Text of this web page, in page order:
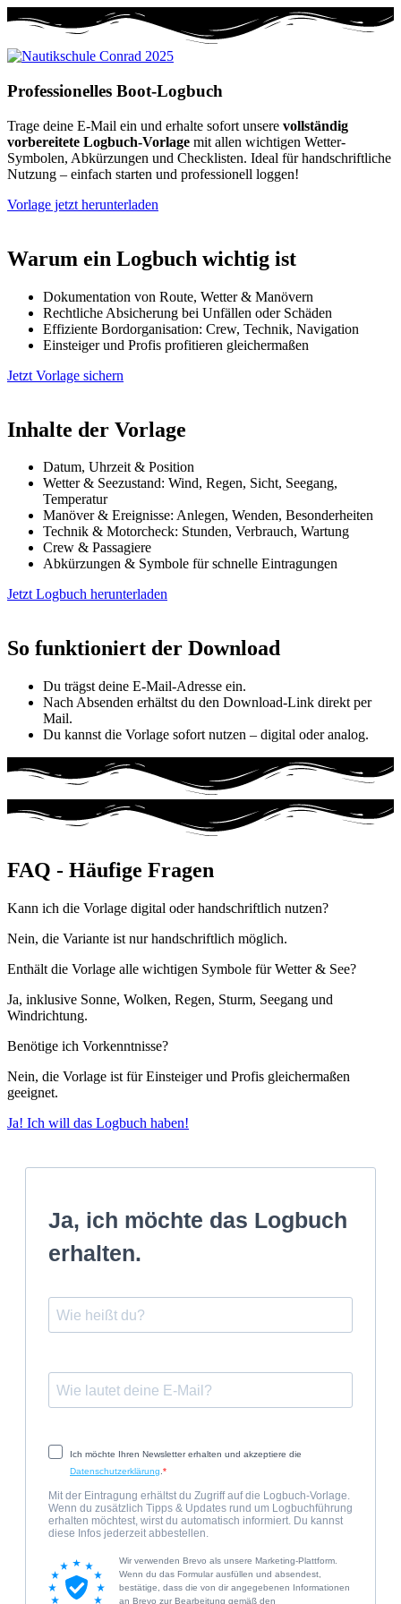
Professionelles Boot-Logbuch
Trage deine E-Mail ein und erhalte sofort unsere vollständig
vorbereitete Logbuch-Vorlage mit allen wichtigen Wetter-
Symbolen, Abkürzungen und Checklisten. Ideal für handschriftliche
Nutzung – einfach starten und professionell loggen!
Vorlage jetzt herunterladen
Warum ein Logbuch wichtig ist
Dokumentation von Route, Wetter & Manövern
Rechtliche Absicherung bei Unfällen oder Schäden
Effiziente Bordorganisation: Crew, Technik, Navigation
Einsteiger und Profis profitieren gleichermaßen
Jetzt Vorlage sichern
Inhalte der Vorlage
Datum, Uhrzeit & Position
Wetter & Seezustand: Wind, Regen, Sicht, Seegang,
Temperatur
Manöver & Ereignisse: Anlegen, Wenden, Besonderheiten
Technik & Motorcheck: Stunden, Verbrauch, Wartung
Crew & Passagiere
Abkürzungen & Symbole für schnelle Eintragungen
Jetzt Logbuch herunterladen
So funktioniert der Download
Du trägst deine E-Mail-Adresse ein.
Nach Absenden erhältst du den Download-Link direkt per
Mail.
Du kannst die Vorlage sofort nutzen – digital oder analog.
FAQ - Häufige Fragen
Kann ich die Vorlage digital oder handschriftlich nutzen?
Nein, die Variante ist nur handschriftlich möglich.
Enthält die Vorlage alle wichtigen Symbole für Wetter & See?
Ja, inklusive Sonne, Wolken, Regen, Sturm, Seegang und
Windrichtung.
Benötige ich Vorkenntnisse?
Nein, die Vorlage ist für Einsteiger und Profis gleichermaßen
geeignet.
Ja! Ich will das Logbuch haben!